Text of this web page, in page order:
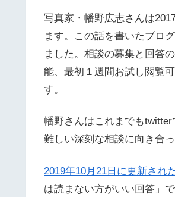
写真家・幡野広志さんは
ます。この話を書いたブロ
ました。相談の募集と回答
能、最初１週間お試し閲覧
す。
幡野さんはこれまでも
難しい深刻な相談に向き合っ
2019年10月21日に更新され
は読まない方がいい回答」